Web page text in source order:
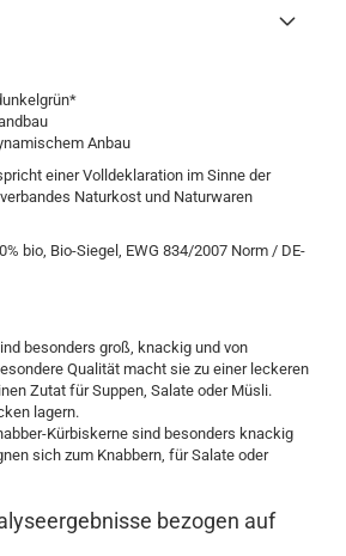
Anbau
einer Volldeklaration im Sinne der
Naturkost und Naturwaren
bio, Bio-Siegel, EWG 834/2007 Norm / DE-
besonders groß, knackig und von
Qualität macht sie zu einer leckeren
Zutat für Suppen, Salate oder Müsli.
lagern.
Kürbiskerne sind besonders knackig
sich zum Knabbern, für Salate oder
bezogen auf